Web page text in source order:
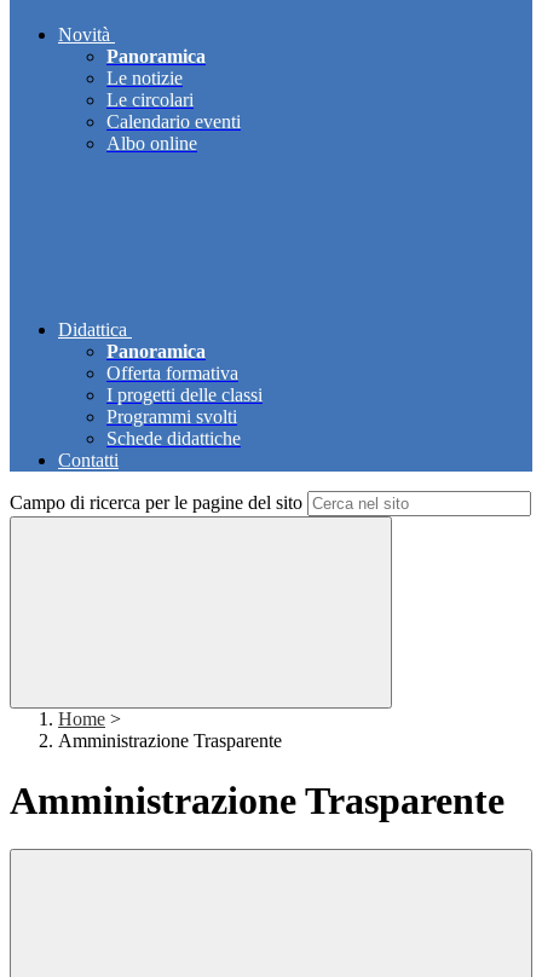
Novità
Panoramica
Le notizie
Le circolari
Calendario eventi
Albo online
Didattica
Panoramica
Offerta formativa
I progetti delle classi
Programmi svolti
Schede didattiche
Contatti
Campo di ricerca per le pagine del sito
Home >
Amministrazione Trasparente
Amministrazione Trasparente